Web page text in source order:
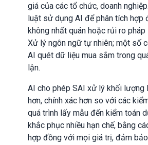
giá của các tổ chức, doanh
luật sử dụng AI để phân tích hợp
không nhất quán hoặc rủi ro
Xử lý ngôn ngữ tự nhiên; một số
AI quét dữ liệu mua sắm trong
lận.
AI cho phép SAI xử lý khối lượng
hơn, chính xác hơn so với các
quá trình lấy mẫu đến kiểm toán
khắc phục nhiều hạn chế, bằng
hợp đồng với mọi giá trị, đảm